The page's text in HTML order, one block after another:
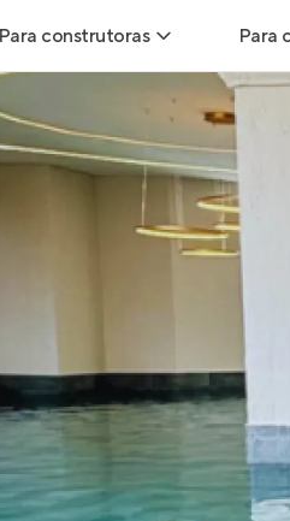
Para construtoras
Geração de Leads
Geração de Visitas
Geração de Vendas
Parcerias Imobiliárias
Anunciar Imóveis
Para